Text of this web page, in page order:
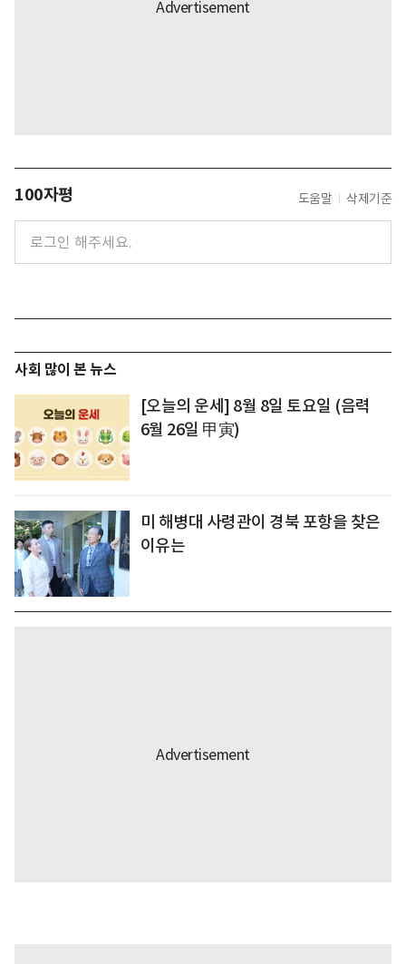
100자평 도움말 삭제기준
사회 많이 본 뉴스
[오늘의 운세] 8월 8일 토요일 (음력
6월 26일 甲寅)
미 해병대 사령관이 경북 포항을 찾은
이유는